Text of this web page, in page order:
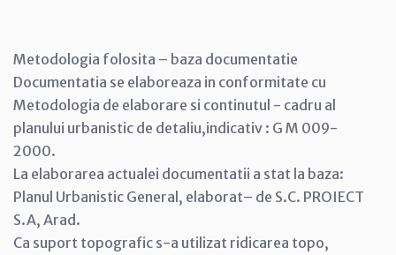
Metodologia folosita – baza documentatie
Documentatia se elaboreaza in conformitate cu
Metodologia de elaborare si continutul - cadru al
planului urbanistic de detaliu,indicativ : G M 009-
2000.
La elaborarea actualei documentatii a stat la baza:
Planul Urbanistic General, elaborat– de S.C. PROIECT
S.A, Arad.
Ca suport topografic s-a utilizat ridicarea topo,